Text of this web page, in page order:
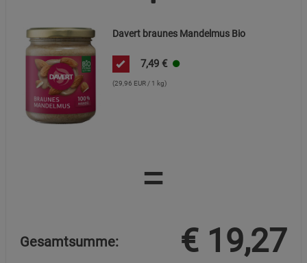
Davert braunes Mandelmus Bio
7,49 €
(29,96 EUR / 1 kg)
=
Gesamtsumme: € 19,27
Datenschutzerklärung